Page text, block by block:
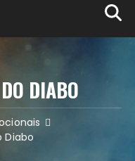
DIABO
Diabo